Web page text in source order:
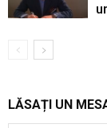
LĂSAȚI UN